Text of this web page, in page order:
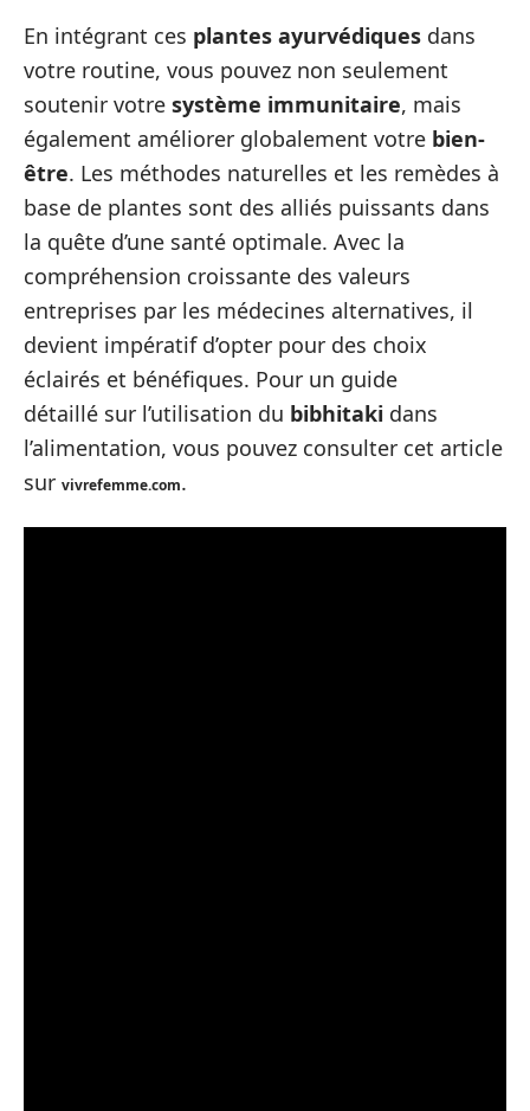
En intégrant ces plantes ayurvédiques dans
votre routine, vous pouvez non seulement
soutenir votre système immunitaire, mais
également améliorer globalement votre bien-
être. Les méthodes naturelles et les remèdes à
base de plantes sont des alliés puissants dans
la quête d’une santé optimale. Avec la
compréhension croissante des valeurs
entreprises par les médecines alternatives, il
devient impératif d’opter pour des choix
éclairés et bénéfiques. Pour un guide
détaillé sur l’utilisation du bibhitaki dans
l’alimentation, vous pouvez consulter cet article
sur vivrefemme.com.